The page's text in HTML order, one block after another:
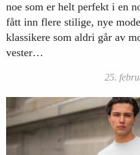
noe som er helt perfekt i en
fått inn flere stilige, nye
klassikere som aldri går av
vester…
25.